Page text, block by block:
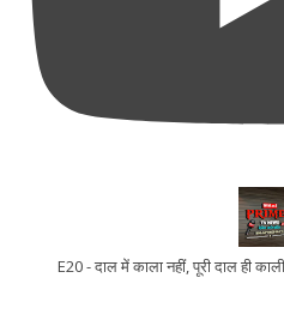
E20 - दाल में काला नहीं, पूरी दाल ही